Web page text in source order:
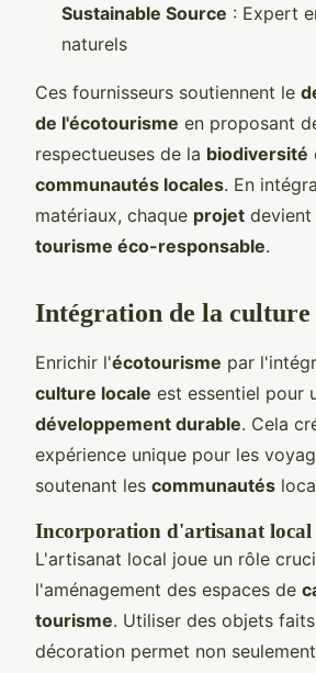
Sustainable Source : Expert
naturels
Ces fournisseurs soutiennent le
de l'écotourisme en proposant
respectueuses de la biodiversité
communautés locales. En
matériaux, chaque projet devient
tourisme éco-responsable.
Intégration de la culture
Enrichir l'écotourisme par
culture locale est essentiel pour
développement durable. Cela
expérience unique pour les
soutenant les communautés
Incorporation d'artisanat local
L'artisanat local joue un rôle
l'aménagement des espaces de
tourisme. Utiliser des objets
décoration permet non